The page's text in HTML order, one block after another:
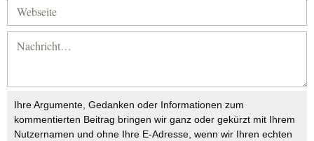
Ihre Argumente, Gedanken oder Informationen zum
kommentierten Beitrag bringen wir ganz oder gekürzt mit Ihrem
Nutzernamen und ohne Ihre E-Adresse, wenn wir Ihren echten